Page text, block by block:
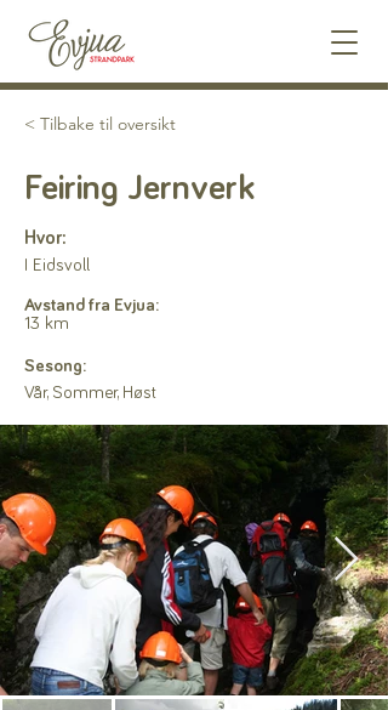
< Tilbake til oversikt
Feiring Jernverk
Hvor:
I Eidsvoll
Avstand fra Evjua:
13 km
Sesong:
Vår, Sommer, Høst